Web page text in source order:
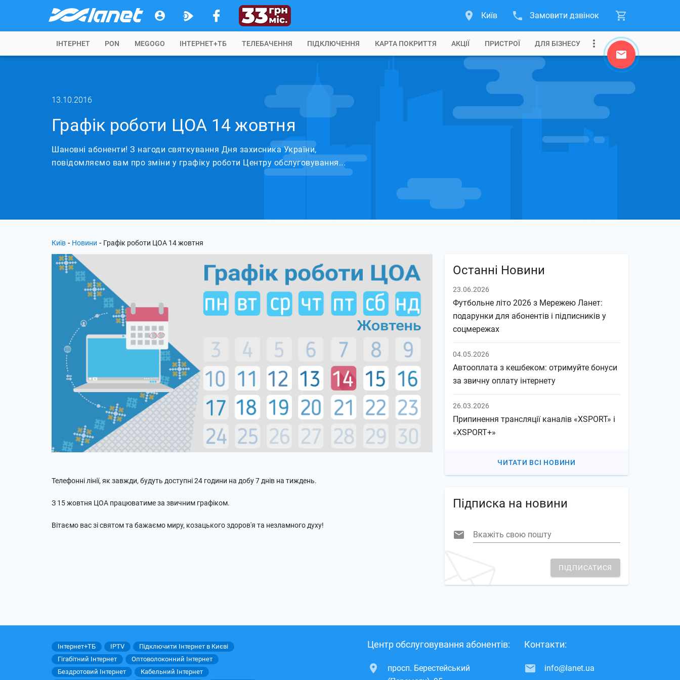
Київ Замовити дзвінок
IНТЕРНЕТ PON MEGOGO ІНТЕРНЕТ+ТБ ТЕЛЕБАЧЕННЯ ПІДКЛЮЧЕННЯ КАРТА ПОКРИТТЯ АКЦІЇ ПРИСТРОЇ ДЛЯ БІЗНЕСУ
13.10.2016
Графік роботи ЦОА 14 жовтня
Шановні абоненти! З нагоди святкування Дня захисника України,
повідомляємо вам про зміни у графіку роботи Центру обслуговування...
Київ - Новини - Графік роботи ЦОА 14 жовтня
Телефонні лінії, як завжди, будуть доступні 24 години на добу 7 днів на тиждень.
З 15 жовтня ЦОА працюватиме за звичним графіком.
Вітаємо вас зі святом та бажаємо миру, козацького здоров'я та незламного духу!
Останні Новини
23.06.2026
Футбольне літо 2026 з Мережею Ланет:
подарунки для абонентів і підписників у
соцмережах
04.05.2026
Автооплата з кешбеком: отримуйте бонуси
за звичну оплату інтернету
26.03.2026
Припинення трансляції каналів «XSPORT» і
«XSPORT+»
ЧИТАТИ ВСІ НОВИНИ
Підписка на новини
Вкажіть свою пошту
ПІДПИСАТИСЯ
Центр обслуговування абонентів:
просп. Берестейський
Контакти:
info@lanet.ua
Інтернет+ТБ IPTV
Підключити Інтернет в Києві
Гігабітний Інтернет
Оптоволоконний Інтернет
Бездротовий Інтернет
Кабельний Інтернет